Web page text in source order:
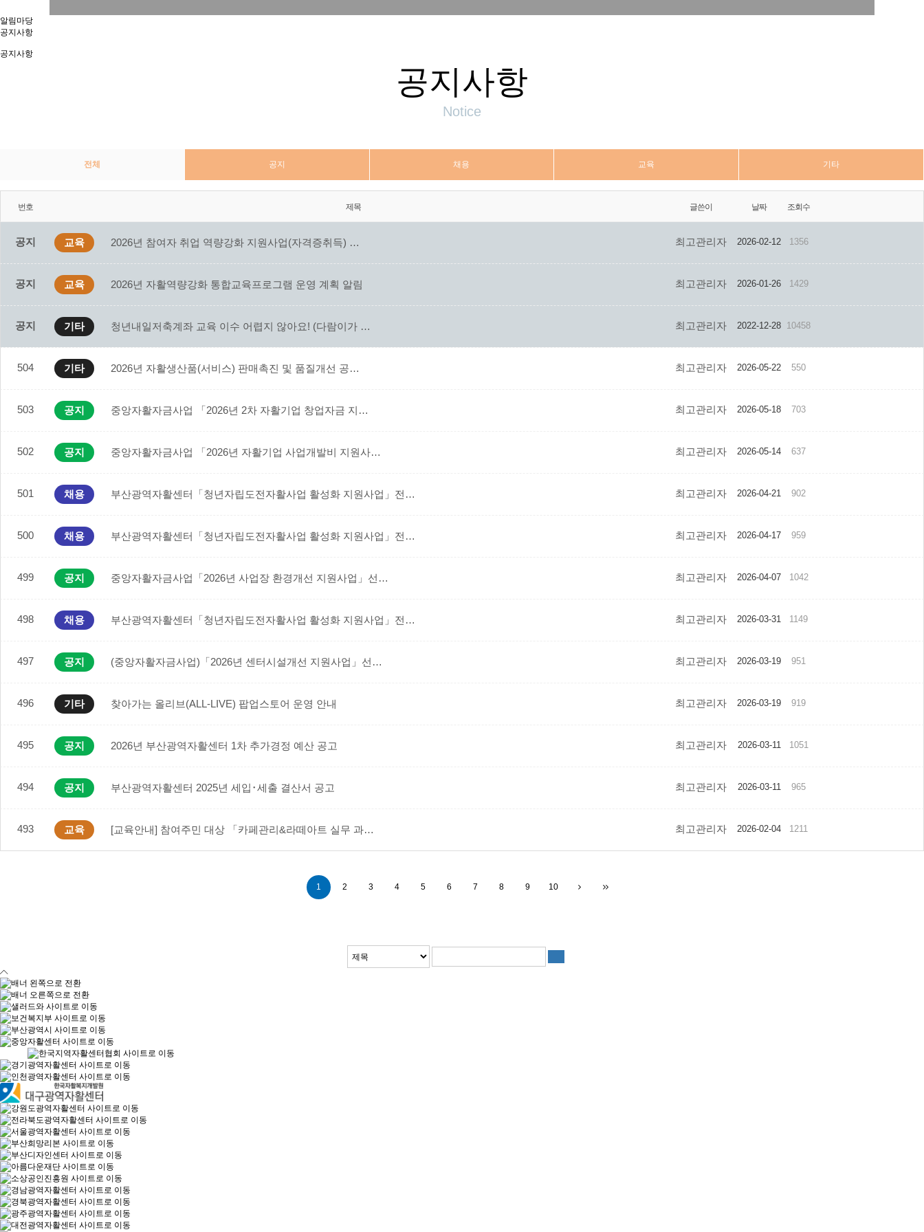
알림마당
공지사항
공지사항
공지사항
Notice
전체 공지 채용 교육 기타
번호 제목 글쓴이 날짜 조회수
공지 교육 2026년 참여자 취업 역량강화 지원사업(자격증취득) … 최고관리자 2026-02-12 1356
공지 교육 2026년 자활역량강화 통합교육프로그램 운영 계획 알림 최고관리자 2026-01-26 1429
공지 기타 청년내일저축계좌 교육 이수 어렵지 않아요! (다람이가 … 최고관리자 2022-12-28 10458
504 기타 2026년 자활생산품(서비스) 판매촉진 및 품질개선 공… 최고관리자 2026-05-22 550
503 공지 중앙자활자금사업 「2026년 2차 자활기업 창업자금 지… 최고관리자 2026-05-18 703
502 공지 중앙자활자금사업 「2026년 자활기업 사업개발비 지원사… 최고관리자 2026-05-14 637
501 채용 부산광역자활센터「청년자립도전자활사업 활성화 지원사업」전… 최고관리자 2026-04-21 902
500 채용 부산광역자활센터「청년자립도전자활사업 활성화 지원사업」전… 최고관리자 2026-04-17 959
499 공지 중앙자활자금사업「2026년 사업장 환경개선 지원사업」선… 최고관리자 2026-04-07 1042
498 채용 부산광역자활센터「청년자립도전자활사업 활성화 지원사업」전… 최고관리자 2026-03-31 1149
497 공지 (중앙자활자금사업)「2026년 센터시설개선 지원사업」선… 최고관리자 2026-03-19 951
496 기타 찾아가는 올리브(ALL-LIVE) 팝업스토어 운영 안내 최고관리자 2026-03-19 919
495 공지 2026년 부산광역자활센터 1차 추가경정 예산 공고 최고관리자 2026-03-11 1051
494 공지 부산광역자활센터 2025년 세입･세출 결산서 공고 최고관리자 2026-03-11 965
493 교육 [교육안내] 참여주민 대상 「카페관리&라떼아트 실무 과… 최고관리자 2026-02-04 1211
1 2 3 4 5 6 7 8 9 10